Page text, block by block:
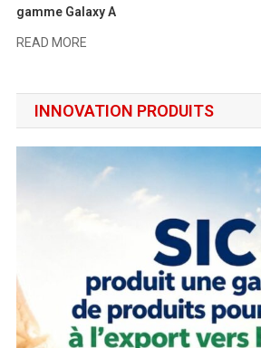
gamme Galaxy A
READ MORE
INNOVATION PRODUITS